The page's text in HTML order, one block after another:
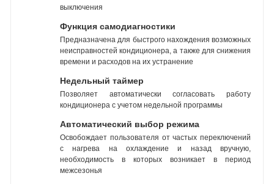
выключения
Функция самодиагностики
Предназначена для быстрого нахождения возможных
неисправностей кондиционера, а также для снижения
времени и расходов на их устранение
Недельный таймер
Позволяет автоматически согласовать работу
кондиционера с учетом недельной программы
Автоматический выбор режима
Освобождает пользователя от частых переключений
с нагрева на охлаждение и назад вручную,
необходимость в которых возникает в период
межсезонья